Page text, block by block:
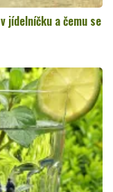
jídelníčku a čemu se